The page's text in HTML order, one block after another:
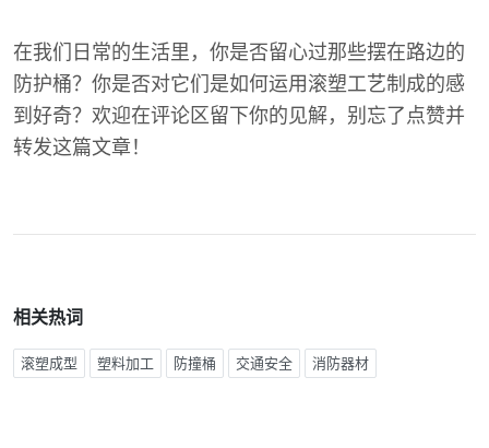
在我们日常的生活里，你是否留心过那些摆在路边的
防护桶？你是否对它们是如何运用滚塑工艺制成的感
到好奇？欢迎在评论区留下你的见解，别忘了点赞并
转发这篇文章！
相关热词
滚塑成型 塑料加工 防撞桶 交通安全 消防器材